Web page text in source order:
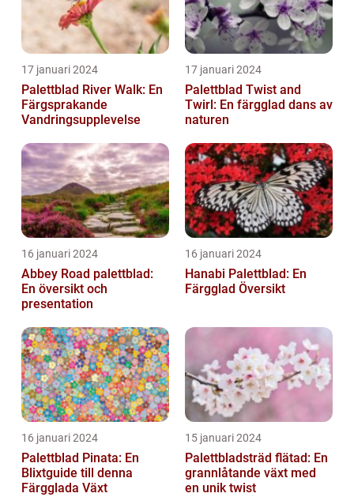
17 januari 2024
Palettblad River Walk: En
Färgsprakande
Vandringsupplevelse
17 januari 2024
Palettblad Twist and
Twirl: En färgglad dans av
naturen
16 januari 2024
Abbey Road palettblad:
En översikt och
presentation
16 januari 2024
Hanabi Palettblad: En
Färgglad Översikt
16 januari 2024
Palettblad Pinata: En
Blixtguide till denna
Färgglada Växt
15 januari 2024
Palettbladsträd flätad: En
grannlåtande växt med
en unik twist